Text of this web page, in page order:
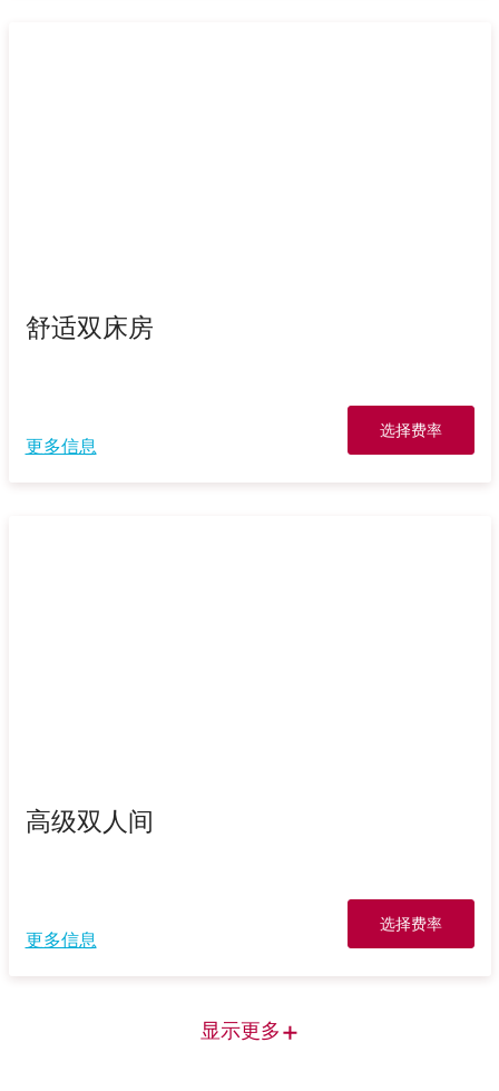
舒适双床房
更多信息
选择费率
高级双人间
更多信息
选择费率
显示更多+